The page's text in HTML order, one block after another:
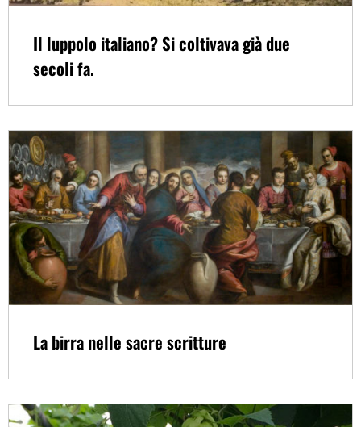
Il luppolo italiano? Si coltivava già due
secoli fa.
La birra nelle sacre scritture